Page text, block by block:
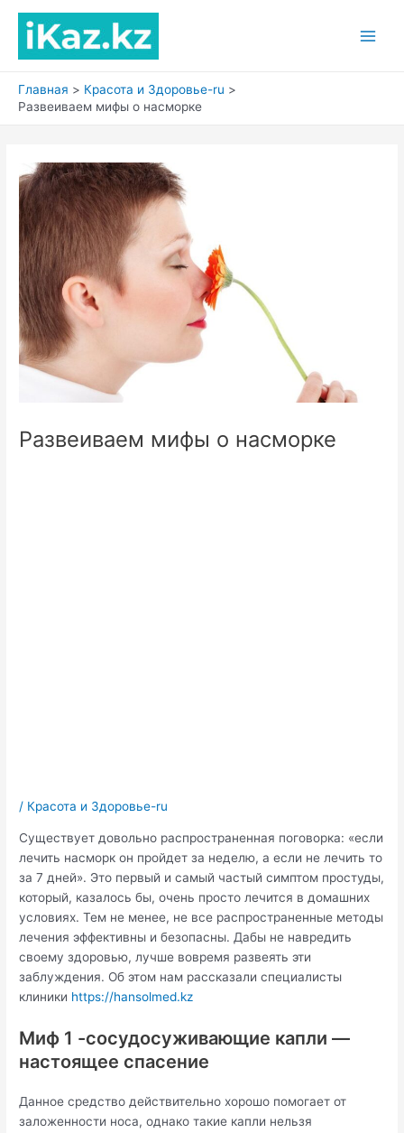
содержимому
Главная
Красота и Здоровье-ru
Развеиваем мифы о насморке
Развеиваем мифы о насморке
/ Красота и Здоровье-ru
Существует довольно распространенная поговорка: «если
лечить насморк он пройдет за неделю, а если не лечить то
за 7 дней». Это первый и самый частый симптом простуды,
который, казалось бы, очень просто лечится в домашних
условиях. Тем не менее, не все распространенные методы
лечения эффективны и безопасны. Дабы не навредить
своему здоровью, лучше вовремя развеять эти
заблуждения. Об этом нам рассказали специалисты
клиники https://hansolmed.kz
Миф 1 -сосудосуживающие капли —
настоящее спасение
Данное средство действительно хорошо помогает от
заложенности носа, однако такие капли нельзя